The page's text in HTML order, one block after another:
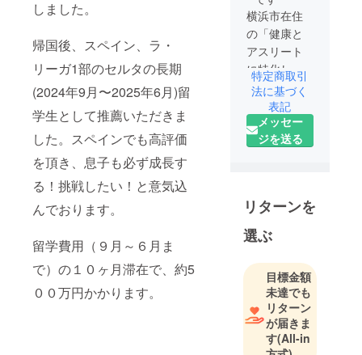
しました。
帰国後、スペイン、ラ・
リーガ1部のセルタの長期
(2024年9月〜2025年6月)留
学生として推薦いただきま
した。スペインでも高評価
を頂き、息子も必ず成長す
る！挑戦したい！と意気込
んでおります。
留学費用（９月～６月ま
で）の１０ヶ月滞在で、約5
００万円かかります。
横浜市在住
の「健康と
アスリート
に特化した
美容師」の
永島 登夢
（TOM）で
す。
を応援した
く投稿させ
て頂きまし
た。
三兄弟の夢
は『3人揃っ
て日本代表
になる』
特定商取引
法に基づく
表記
メッセー
ジを送る
リターンを
選ぶ
目標金額
未達でも
リターン
が届きま
す(All-in